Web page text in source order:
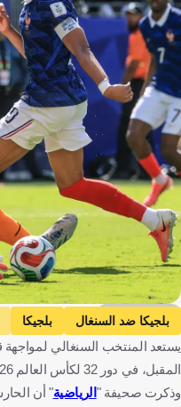
Getty Images
بلجيكا ضد السنغال بلجيكا
دوري روشن السعودي
الأهلي
المملكة العربية السعودية
يستعد المنتخب السنغالي لمواجهة
المقبل، في دور 32 لكأس العالم 2026.
وذكرت صحيفة " الرياضية" أن